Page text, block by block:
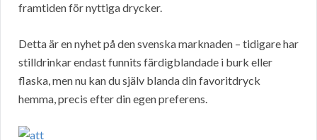
framtiden för nyttiga drycker.
Detta är en nyhet på den svenska marknaden – tidigare har
stilldrinkar endast funnits färdigblandade i burk eller
flaska, men nu kan du själv blanda din favoritdryck
hemma, precis efter din egen preferens.